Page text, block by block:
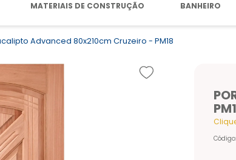
MATERIAIS DE CONSTRUÇÃO BANHEIRO
Advanced 80x210cm Cruzeiro - PM18
Código: